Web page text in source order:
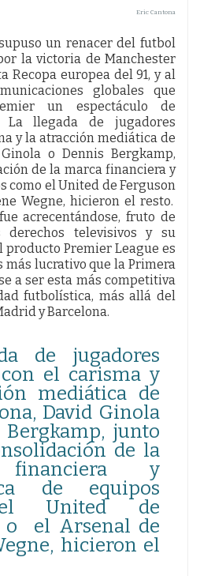
Eric Cantona
un renacer del futbol
la victoria de Manchester
Recopa europea del 91, y al
globales que
un espectáculo de
La llegada de jugadores
y la atracción mediática de
o Dennis Bergkamp,
de la marca financiera y
como el United de Ferguson
Wegne, hicieron el resto.
acrecentándose, fruto de
televisivos y su
producto Premier League es
más lucrativo que la Primera
a ser esta más competitiva
futbolística, más allá del
y Barcelona.
de jugadores
el carisma y
mediática de
David Ginola
junto
de la
financiera y
de equipos
United de
o el Arsenal de
hicieron el